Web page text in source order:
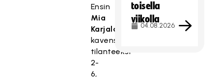
Ensin
Mia
Karjalainen
kavensi
tilanteeksi
2-
6,
toisella
viikolla
04.08.2026